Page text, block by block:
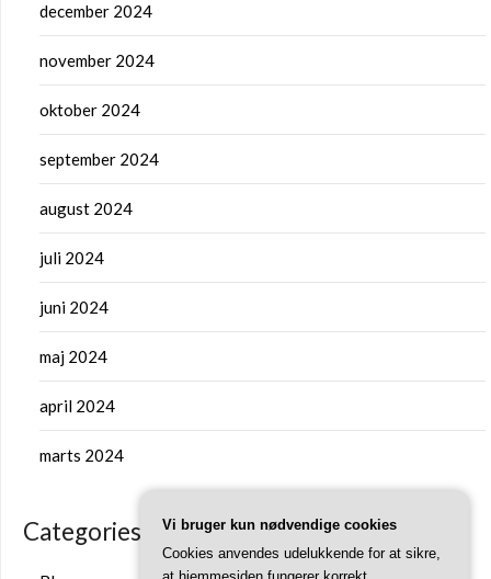
december 2024
november 2024
oktober 2024
september 2024
august 2024
juli 2024
juni 2024
maj 2024
april 2024
marts 2024
Categories
Vi bruger kun nødvendige cookies
Cookies anvendes udelukkende for at sikre,